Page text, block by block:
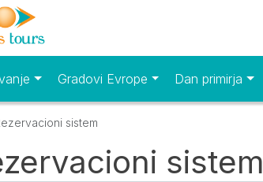
Gradovi Evrope Dan primirja
sistem
sistem